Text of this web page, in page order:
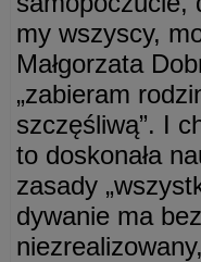
my wszyscy,
Małgorzata
„zabieram
szczęśliwą”. I
to doskonała
zasady
dywanie ma